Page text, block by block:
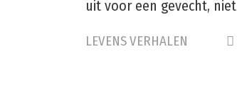
uit voor een gevecht, niet
LEVENS VERHALEN